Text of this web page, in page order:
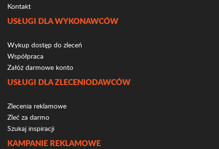
Kontakt
USŁUGI DLA WYKONAWCÓW
Wykup dostęp do zleceń
Współpraca
Załóż darmowe konto
USŁUGI DLA ZLECENIODAWCÓW
Zlecenia reklamowe
Zleć za darmo
Szukaj inspiracji
KAMPANIE REKLAMOWE